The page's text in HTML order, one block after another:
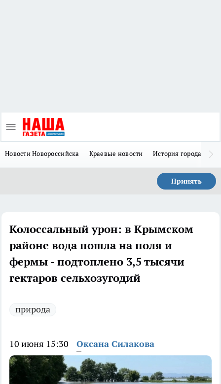
Новости Новороссийска Краевые новости История города Н
Принять
Колоссальный урон: в Крымском
районе вода пошла на поля и
фермы - подтоплено 3,5 тысячи
гектаров сельхозугодий
природа
10 июня 15:30 Оксана Силакова